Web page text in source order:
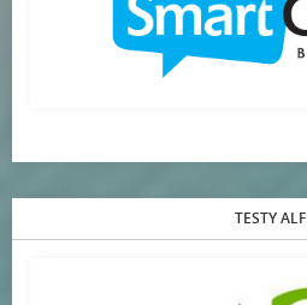
TESTY ALF